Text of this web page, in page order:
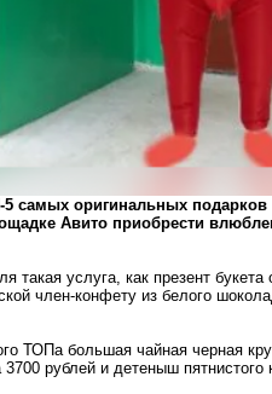
самых оригинальных
Авито приобрести
такая услуга, как презент
член-конфету из белого
ТОПа большая чайная черная
рублей и детеныш